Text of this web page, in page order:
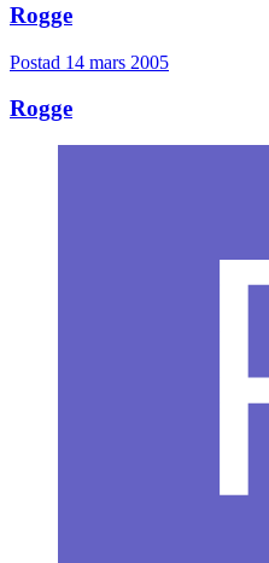
Rogge
Postad 14 mars 2005
Rogge